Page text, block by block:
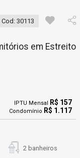
Cod: 30113
em Estreito
IPTU Mensal R$ 157
Condomínio R$ 1.117
2 banheiros